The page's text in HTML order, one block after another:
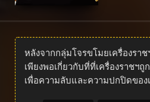
หลังจากกลุ่มโจรขโมยเครื่องรา
เพียงพอเกี่ยวกับที่ที่เครื่องราชฯ
เพื่อความลับและความปกปิดของ